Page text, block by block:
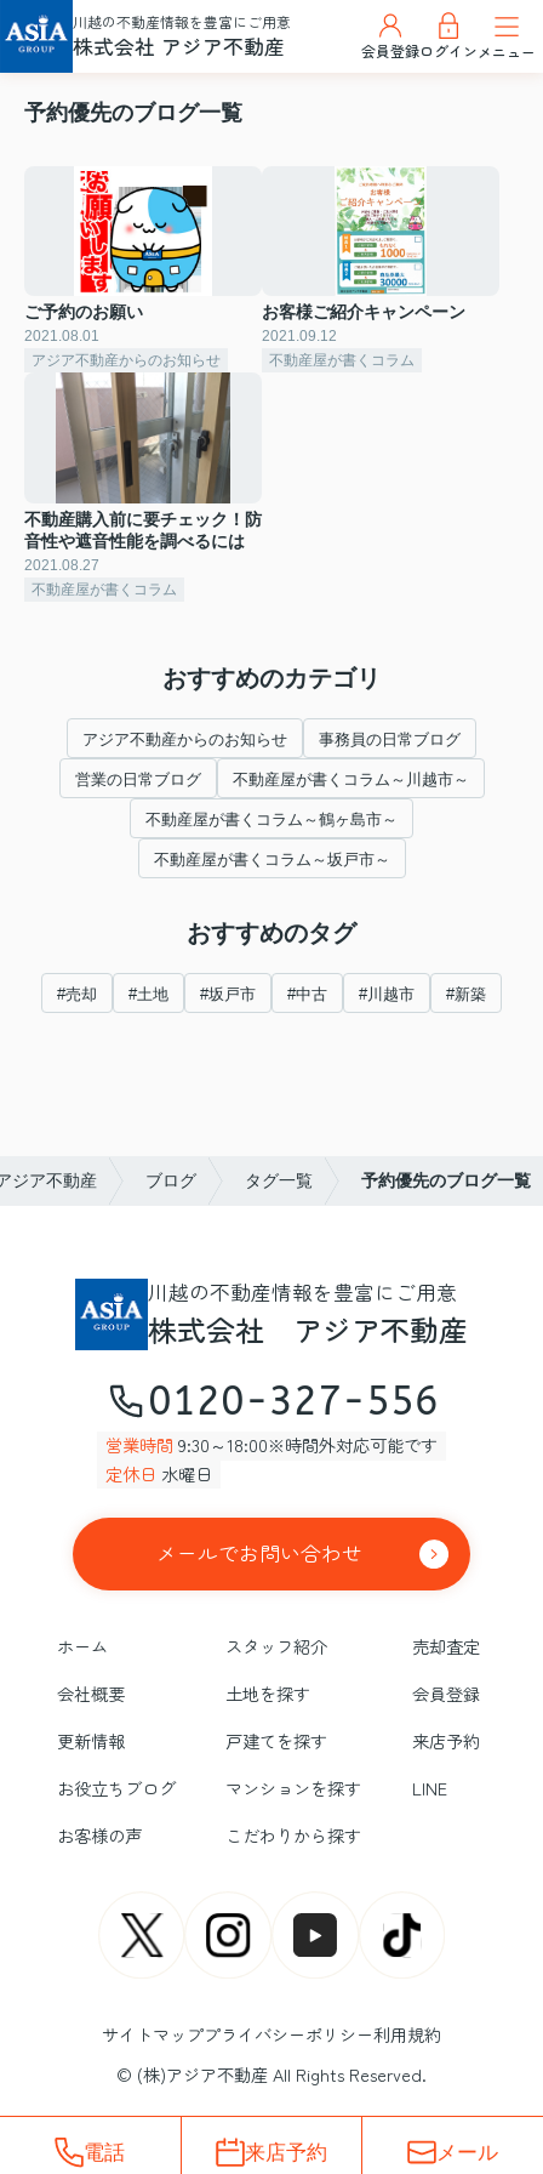
川越の不動産情報を豊富にご用意
株式会社 アジア不動産 会員登録ログインメニュー
予約優先のブログ一覧
ご予約のお願い
2021.08.01
アジア不動産からのお知らせ
お客様ご紹介キャンペーン
2021.09.12
不動産屋が書くコラム
不動産購入前に要チェック！防
音性や遮音性能を調べるには
2021.08.27
不動産屋が書くコラム
おすすめのカテゴリ
アジア不動産からのお知らせ 事務員の日常ブログ
営業の日常ブログ 不動産屋が書くコラム～川越市～
不動産屋が書くコラム～鶴ヶ島市～
不動産屋が書くコラム～坂戸市～
おすすめのタグ
#売却 #土地 #坂戸市 #中古 #川越市 #新築
ジア不動産 ブログ タグ一覧 予約優先のブログ一覧
川越の不動産情報を豊富にご用意
株式会社 アジア不動産
0120-327-556
営業時間 9:30～18:00※時間外対応可能です
定休日 水曜日
メールでお問い合わせ
ホーム スタッフ紹介
売却査定
会社概要
土地を探す
会員登録
更新情報
戸建てを探す
来店予約
お役立ちブログ
マンションを探す
LINE
お客様の声
こだわりから探す
サイトマッププライバシーポリシー利用規約
© (株)アジア不動産 All Rights Reserved.
電話 来店予約 メール